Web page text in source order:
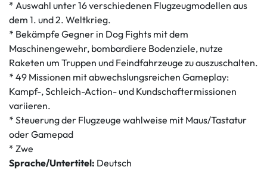
* Auswahl unter 16 verschiedenen Flugzeugmodellen aus
dem 1. und 2. Weltkrieg.
* Bekämpfe Gegner in Dog Fights mit dem
Maschinengewehr, bombardiere Bodenziele, nutze
Raketen um Truppen und Feindfahrzeuge zu auszuschalten.
* 49 Missionen mit abwechslungsreichen Gameplay:
Kampf-, Schleich-Action- und Kundschaftermissionen
variieren.
* Steuerung der Flugzeuge wahlweise mit Maus/Tastatur
oder Gamepad
* Zwe
Sprache/Untertitel: Deutsch